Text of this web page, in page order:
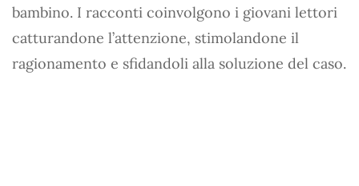
bambino. I racconti coinvolgono i giovani lettori
catturandone l’attenzione, stimolandone il
ragionamento e sfidandoli alla soluzione del caso.